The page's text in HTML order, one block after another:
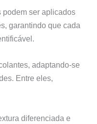
podem ser aplicados
garantindo que cada
adaptando-se
Entre eles,
diferenciada e